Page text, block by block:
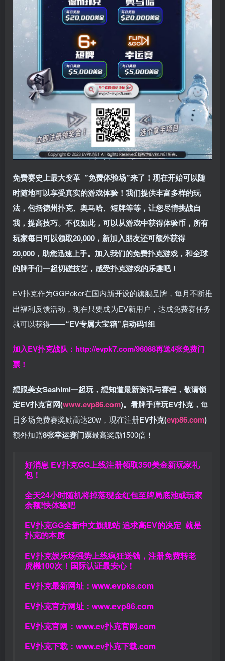
免费赛史上最大变革 ”免费体验场”来了！ 现在开始可以随
时随地可以享受真实的游戏体验！我们提供丰富多样的玩
法，包括德州扑克、奥马哈、短牌等等，让您尽情挑战自
我，提高技巧。不仅如此， 可以从游戏中获得体验币，所有
玩家每日可以领取20,000，新加入朋友还可额外获得
20,000，助您迅速上手。 加入我们的免费扑克游戏，和全球
的牌手们一起切磋技艺，感受扑克游戏的乐趣吧！
EV扑克作为GGPoker在国内新开设的旗舰品牌，每月不断推
出福利反馈活动，现在只要成为EV新用户，达成免费赛任务
就可以获得——“EV专属大宝箱”启动码1组
加入EV扑克战队： http://evpk7.com/96088再送4张免费门
票！
想跟美女Sashimi一起玩， 想知道最新资讯与赛程， 敬请锁
定EV扑克官网(www.evp86.com)。 看牌手痒玩EV扑克， 每
日多场免费赛奖励高达20w，现在注册EV扑克(evp86.com)
额外加赠8张幸运赛门票最高奖励1500倍！
好消息 EV扑克GG上线注册领取350美金新玩家礼
包！
全天24小时随机将掉落现金红包至牌局底池或玩家
余额!快体验吧
EV扑克GG全新中文旗舰站追求高EV的决定 就是
扑克的本质
EV扑克娱乐场强势上线疯狂送钱，注册免费转老
虎機100次！国际认证最安心！
EV扑克最新网址： www.evpks.com
EV扑克官方网址： www.evp86.com
EV扑克官网： www.ev扑克官网.com
EV扑克下载： www.ev扑克下载.com